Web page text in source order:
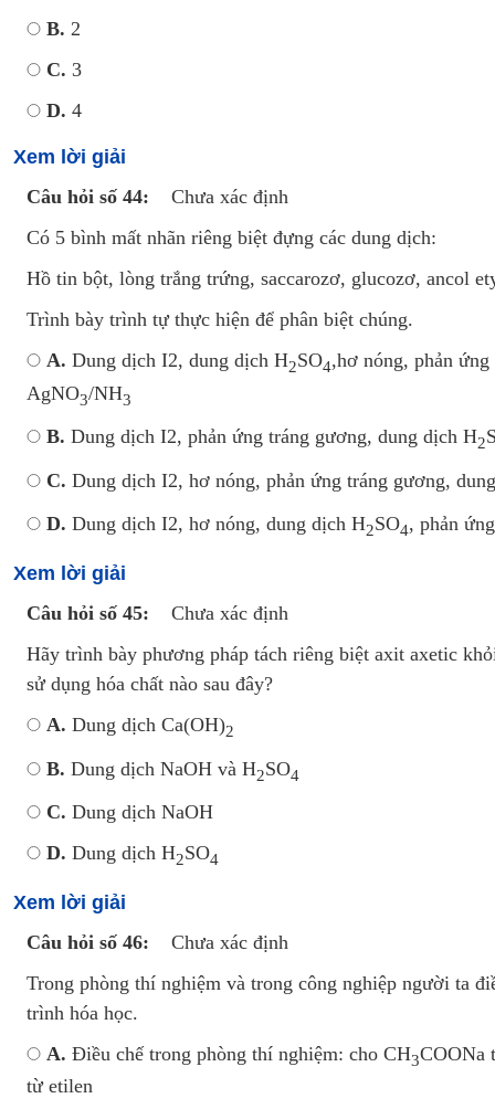
B. 2
C. 3
D. 4
Xem lời giải
Câu hỏi số 44:
Chưa xác định
Có 5 bình mất nhãn riêng biệt đựng các dung dịch:
Hồ tin bột, lòng trắng trứng, saccarozơ, glucozơ, ancol
Trình bày trình tự thực hiện để phân biệt chúng.
A. Dung dịch I2, dung dịch H2SO4,hơ nóng, phản
AgNO3/NH3
B. Dung dịch I2, phản ứng tráng gương, dung dịch H2
C. Dung dịch I2, hơ nóng, phản ứng tráng gương,
D. Dung dịch I2, hơ nóng, dung dịch H2SO4, phản
Xem lời giải
Câu hỏi số 45:
Chưa xác định
Hãy trình bày phương pháp tách riêng biệt axit axetic
sử dụng hóa chất nào sau đây?
A. Dung dịch Ca(OH)2
B. Dung dịch NaOH và H2SO4
C. Dung dịch NaOH
D. Dung dịch H2SO4
Xem lời giải
Câu hỏi số 46:
Chưa xác định
Trong phòng thí nghiệm và trong công nghiệp người ta
trình hóa học.
A. Điều chế trong phòng thí nghiệm: cho CH3COONa
từ etilen